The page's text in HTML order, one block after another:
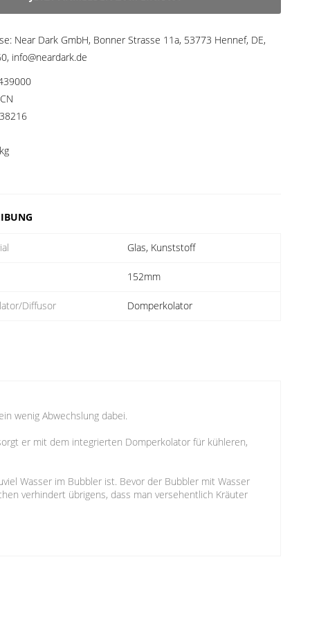
Near Dark GmbH, Bonner Strasse 11a, 53773 Hennef, DE,
info@neardark.de
CN
Glas, Kunststoff
152mm
Diffusor Domperkolator
wenig Abwechslung dabei.
er mit dem integrierten Domperkolator für kühleren,
Wasser im Bubbler ist. Bevor der Bubbler mit Wasser
verhindert übrigens, dass man versehentlich Kräuter